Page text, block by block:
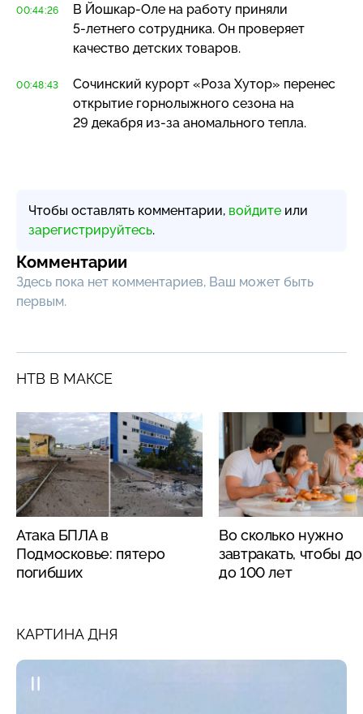
00:44:26 В Йошкар-Оле на работу приняли
5-летнего сотрудника. Он проверяет
качество детских товаров.
00:48:43
Сочинский курорт «Роза Хутор» перенес
открытие горнолыжного сезона на
29 декабря из-за аномального тепла.
Чтобы оставлять комментарии, войдите или
зарегистрируйтесь.
Комментарии
Здесь пока нет комментариев, Ваш может быть
первым.
НТВ В МАКСЕ
Атака БПЛА в
Подмосковье: пятеро
погибших
Во сколько нужно
завтракать, чтобы
до 100 лет
КАРТИНА ДНЯ